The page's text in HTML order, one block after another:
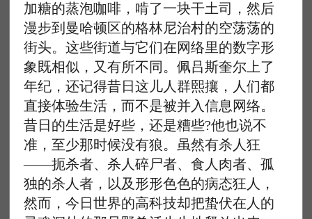
加糖的蒸泡咖啡，啃了一块干土司，然后
漫步到曼哈顿区的格林尼治村的空荡荡的
街头。这些街道与它们在网络里的数字形
象既相似，又有所不同。佩吕斯奎尔上了
年纪，还记得昔日这儿人群熙攘，人们都
直接体验生活，而不是被并入信息网络。
昔日的生活是好些，还是糟些?他也说不
准，至少那时候没有狼。虽然有杀人狂
——扼杀者、杀人碎尸者、食人肉者、孤
独的杀人者，以及形形色色的病态狂人，
然而，今日世界的高科技却把蛰伏在人的